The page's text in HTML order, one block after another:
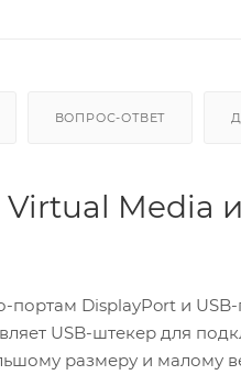
ВОПРОС-ОТВЕТ
Virtual Media и
портам DisplayPort и
USB-штекер для
размеру и малому